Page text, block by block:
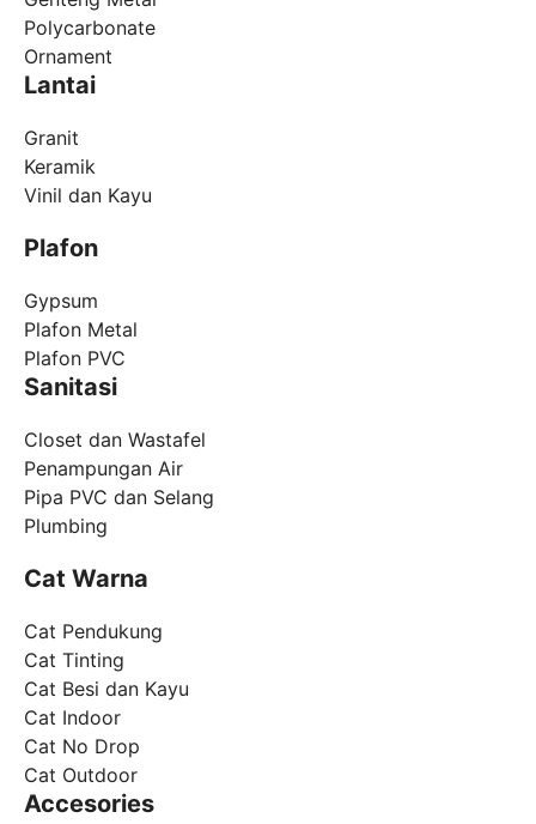
Polycarbonate
Ornament
Lantai
Granit
Keramik
Vinil dan Kayu
Plafon
Gypsum
Plafon Metal
Plafon PVC
Sanitasi
Closet dan Wastafel
Penampungan Air
Pipa PVC dan Selang
Plumbing
Cat Warna
Cat Pendukung
Cat Tinting
Cat Besi dan Kayu
Cat Indoor
Cat No Drop
Cat Outdoor
Accesories